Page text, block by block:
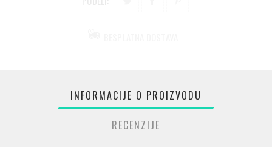
INFORMACIJE O PROIZVODU
RECENZIJE